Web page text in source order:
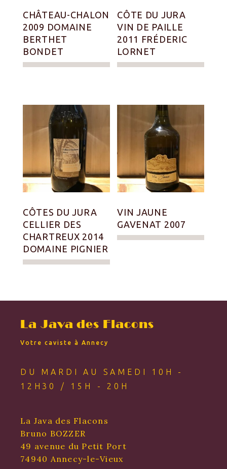
CHÂTEAU-CHALON
2009 DOMAINE
BERTHET
BONDET
CÔTE DU JURA
VIN DE PAILLE
2011 FRÉDERIC
LORNET
CÔTES DU JURA
CELLIER DES
CHARTREUX 2014
DOMAINE PIGNIER
VIN JAUNE
GAVENAT 2007
La Java des Flacons
Votre caviste à Annecy
DU MARDI AU SAMEDI 10H -
12H30 / 15H - 20H
La Java des Flacons
Bruno BOZZER
49 avenue du Petit Port
74940 Annecy-le-Vieux